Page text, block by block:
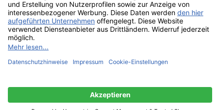
Impressum AGB
und ggf. Nachnahmegebühren, wenn nicht anders angegeben.